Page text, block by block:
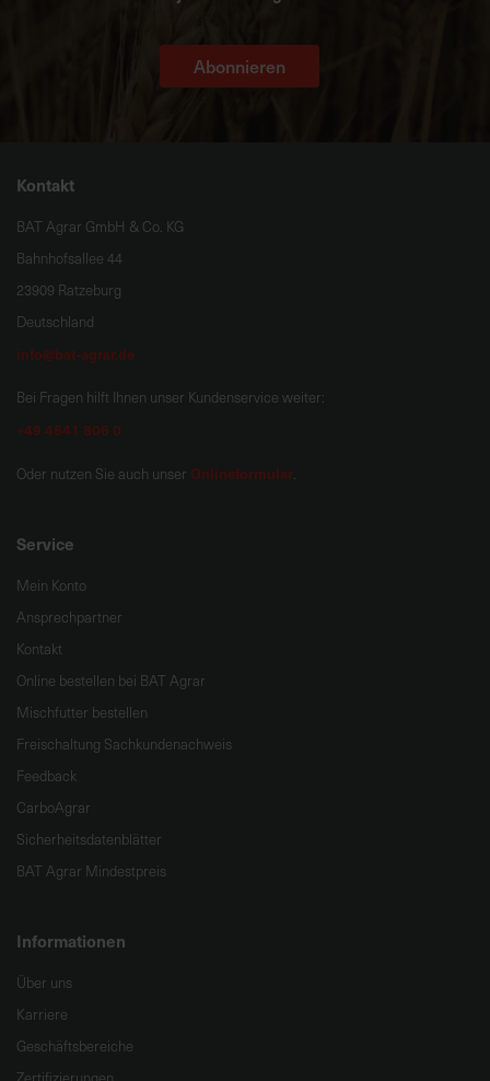
Abonnieren
Kontakt
BAT Agrar GmbH & Co. KG
Bahnhofsallee 44
23909 Ratzeburg
Deutschland
info@bat-agrar.de
Bei Fragen hilft Ihnen unser Kundenservice weiter:
+49 4541 806 0
Oder nutzen Sie auch unser Onlineformular.
Service
Mein Konto
Ansprechpartner
Kontakt
Online bestellen bei BAT Agrar
Mischfutter bestellen
Freischaltung Sachkundenachweis
Feedback
CarboAgrar
Sicherheitsdatenblätter
BAT Agrar Mindestpreis
Informationen
Über uns
Karriere
Geschäftsbereiche